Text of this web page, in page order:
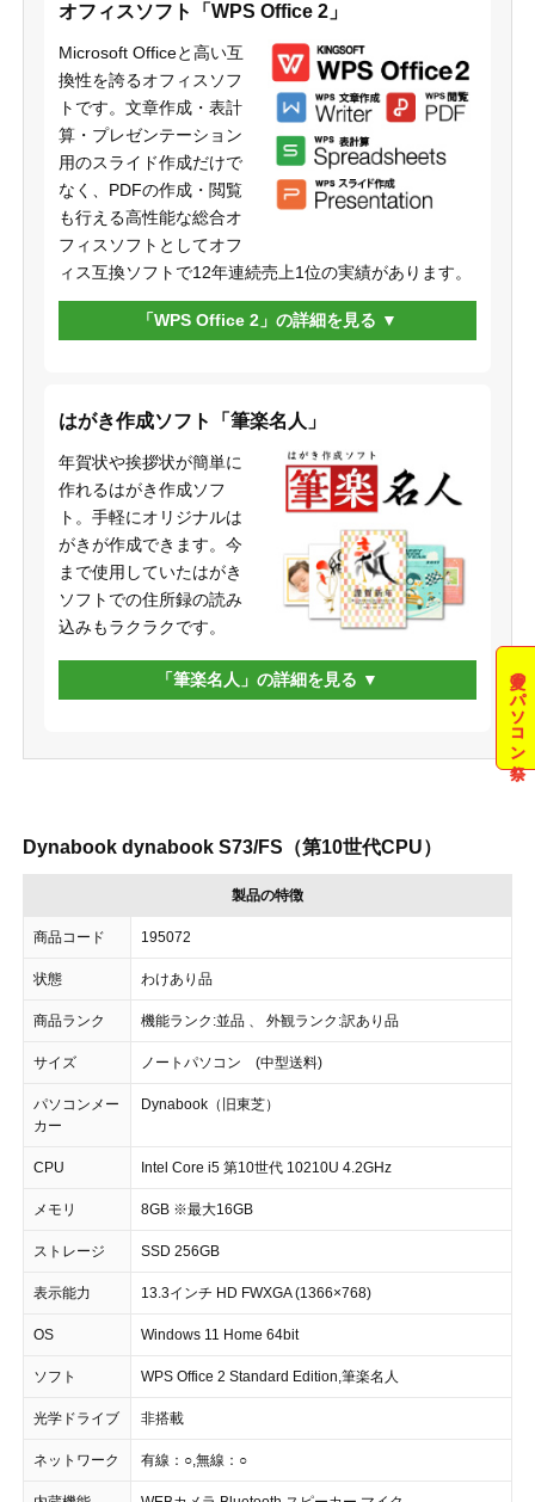
オフィスソフト「WPS Office 2」
Microsoft Officeと高い互
換性を誇るオフィスソフ
トです。文章作成・表計
算・プレゼンテーション
用のスライド作成だけで
なく、PDFの作成・閲覧
も行える高性能な総合オ
フィスソフトとしてオフ
ィス互換ソフトで12年連続売上1位の実績があります。
「WPS Office 2」の詳細を見る
はがき作成ソフト「筆楽名人」
年賀状や挨拶状が簡単に
作れるはがき作成ソフ
ト。手軽にオリジナルは
がきが作成できます。今
まで使用していたはがき
ソフトでの住所録の読み
込みもラクラクです。
「筆楽名人」の詳細を見る
Dynabook dynabook S73/FS（第10世代CPU）
製品の特徴
商品コード 195072
状態 わけあり品
商品ランク 機能ランク:並品 、 外観ランク:訳あり品
サイズ ノートパソコン (中型送料)
パソコンメー
カー
Dynabook（旧東芝）
CPU Intel Core i5 第10世代 10210U 4.2GHz
メモリ 8GB ※最大16GB
ストレージ SSD 256GB
表示能力 13.3インチ HD FWXGA (1366×768)
OS Windows 11 Home 64bit
ソフト WPS Office 2 Standard Edition,筆楽名人
光学ドライブ 非搭載
ネットワーク 有線：○,無線：○
夏のパソコン祭